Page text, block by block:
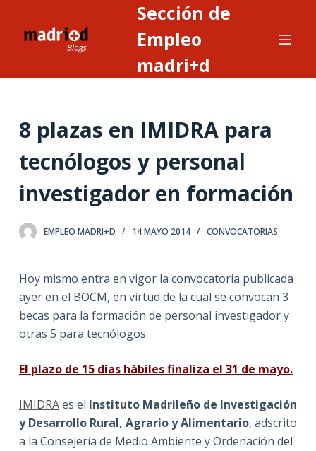
a
o
n
e
o
Sección de
Empleo
madri+d
8 plazas en IMIDRA para
tecnólogos y personal
investigador en formación
EMPLEO MADRI+D 14 MAYO 2014 CONVOCATORIAS
Hoy mismo entra en vigor la convocatoria publicada
ayer en el BOCM, en virtud de la cual se convocan 3
becas para la formación de personal investigador y
otras 5 para tecnólogos.
El plazo de 15 días hábiles finaliza el 31 de mayo.
IMIDRAes el Instituto Madrileño de Investigación
y Desarrollo Rural, Agrario y Alimentario, adscrito
a la Consejería de Medio Ambiente y Ordenación del